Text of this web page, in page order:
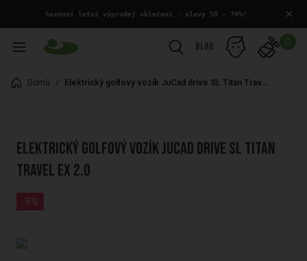
Sezónní letní výprodej oblečení - slevy 50 – 70%! ×
Blog 0
Domů /
Elektrický golfový vozík JuCad drive SL Titan
Travel eX 2.0
-5%